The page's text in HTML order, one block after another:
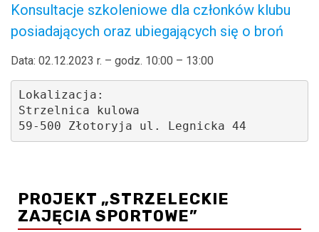
Konsultacje szkoleniowe dla członków klubu
posiadających oraz ubiegających się o broń
Data: 02.12.2023 r. – godz. 10:00 – 13:00
Lokalizacja:
Strzelnica kulowa
59-500 Złotoryja ul. Legnicka 44
PROJEKT „STRZELECKIE
ZAJĘCIA SPORTOWE”